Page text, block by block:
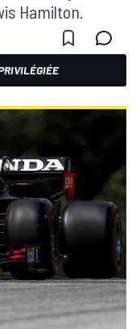
Hamilton.